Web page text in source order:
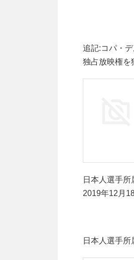
追記:コパ・
独占放映権を
日本人選手
2019年12月
日本人選手